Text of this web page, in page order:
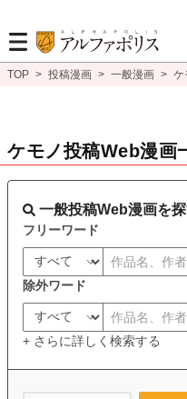
TOP > 投稿漫画 > 一般漫画 > ケ
ケモノ投稿Web漫画
一般投稿Web漫画を
フリーワード
除外ワード
+ さらに詳しく検索する